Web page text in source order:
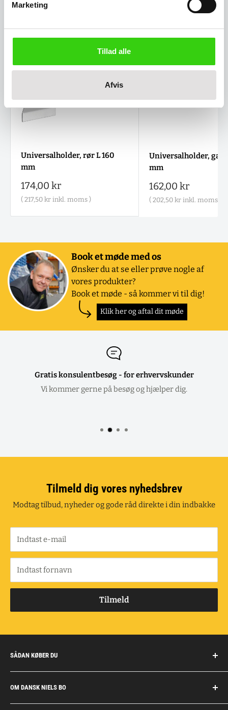
Marketing
Tillad alle
Afvis
Universalholder, rør L 160
mm
Salgspris
174,00 kr
( 217,50 kr inkl. moms )
Universalholder,
mm
Salgspris
162,00 kr
( 202,50 krinkl. moms )
Book et møde med os
Ønsker du at se eller prøve nogle af
vores produkter?
Book et møde - så kommer vi til dig!
Klik her og aftal dit møde
Gratis konsulentbesøg - for erhvervskunder
Vi kommer gerne på besøg og hjælper dig.
Tilmeld dig vores nyhedsbrev
Modtag tilbud, nyheder og gode råd direkte i din indbakke
Indtast e-mail
Indtast fornavn
Tilmeld
SÅDAN KØBER DU
Handelsbetingelser
Fragt og retur
Privatkunder/erhverv
OM DANSK NIELS BO
Om Dansk Niels Bo